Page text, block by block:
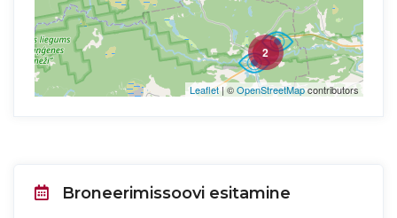
2
Leaflet| ©OpenStreetMapcontributors
Broneerimissoovi esitamine